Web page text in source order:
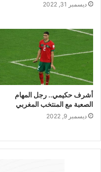
ديسمبر 31, 2022
أشرف حكيمي.. رجل المهام
الصعبة مع المنتخب المغربي
ديسمبر 9, 2022